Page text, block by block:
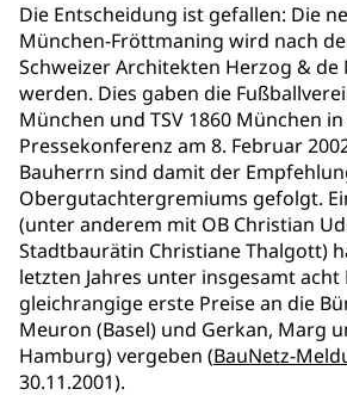
Die Entscheidung ist gefallen: Die
München-Fröttmaning wird nach
Schweizer Architekten Herzog &
werden. Dies gaben die
München und TSV 1860 München
Pressekonferenz am 8. Februar
Bauherrn sind damit der
Obergutachtergremiums gefolgt.
(unter anderem mit OB Christian
Stadtbaurätin Christiane Thalgott)
letzten Jahres unter insgesamt
gleichrangige erste Preise an die
Meuron (Basel) und Gerkan, Marg
Hamburg) vergeben (BauNetz-
30.11.2001).